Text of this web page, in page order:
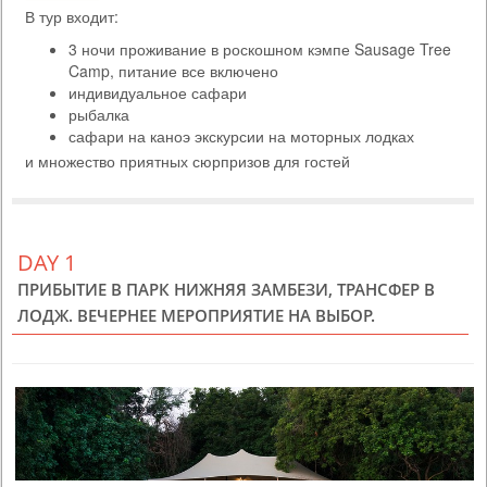
ЗАМБИЯ
Scheduled Tour
В программу включено: - проживание в отеле Avani Victoria Falls, 2
ночи питание завтрак - трансферы аэропорт-отель-аэропорт -
экскурсия на водопад Виктория - круиз по Замбези на закате К
базовой программе предлагаются экскурсии на выбор - просто
В тур входит:
3 ночи проживание в роскошном кэмпе Sausage Tree
Camp, питание все включено
индивидуальное сафари
рыбалка
сафари на каноэ экскурсии на моторных лодках
и множество приятных сюрпризов для гостей
DAY 1
ПРИБЫТИЕ В ПАРК НИЖНЯЯ ЗАМБЕЗИ, ТРАНСФЕР В
ЛОДЖ. ВЕЧЕРНЕЕ МЕРОПРИЯТИЕ НА ВЫБОР.